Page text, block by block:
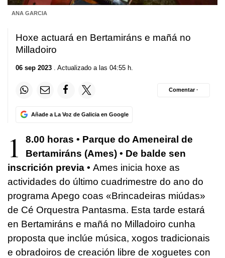
ANA GARCIA
Hoxe actuará en Bertamiráns e mañá no
Milladoiro
06 sep 2023 . Actualizado a las 04:55 h.
Añade a La Voz de Galicia en Google
Comentar ·
1
8.00 horas • Parque do Ameneiral de
Bertamiráns (Ames) • De balde sen
inscrición previa • Ames inicia hoxe as
actividades do último cuadrimestre do ano do
programa Apego coas «Brincadeiras miúdas»
de Cé Orquestra Pantasma. Esta tarde estará
en Bertamiráns e mañá no Milladoiro cunha
proposta que inclúe música, xogos tradicionais
e obradoiros de creación libre de xoguetes con